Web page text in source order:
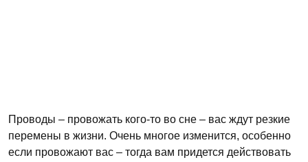
Проводы – провожать кого-то во сне – вас ждут резкие
перемены в жизни. Очень многое изменится, особенно
если провожают вас – тогда вам придется действовать